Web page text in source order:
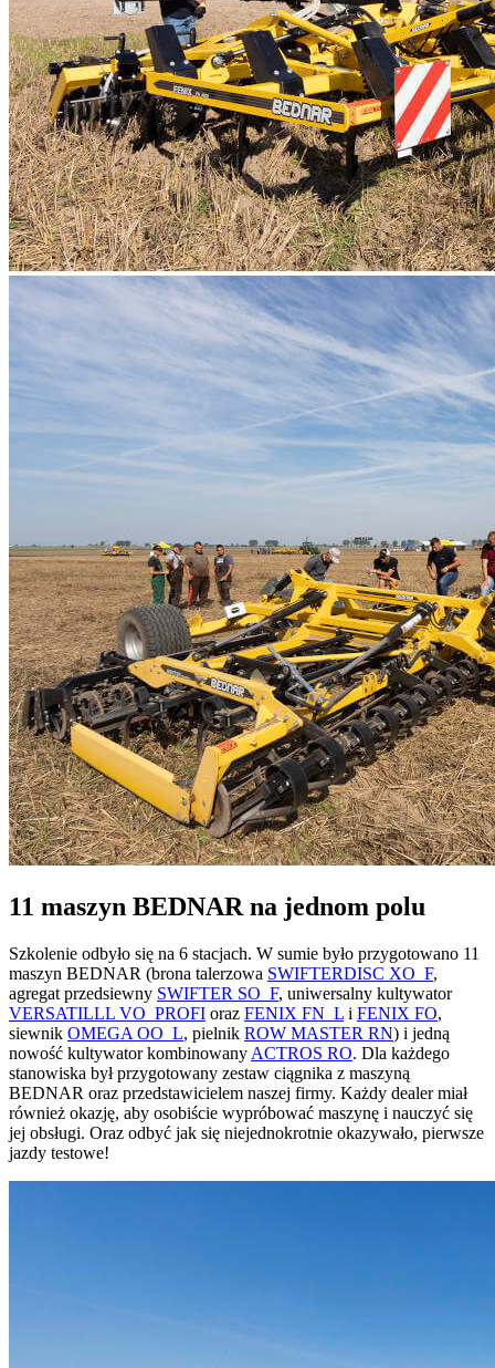
11 maszyn BEDNAR na jednom polu
Szkolenie odbyło się na 6 stacjach. W sumie było przygotowano 11
maszyn BEDNAR (brona talerzowa SWIFTERDISC XO_F,
agregat przedsiewny SWIFTER SO_F, uniwersalny kultywator
VERSATILLL VO_PROFI oraz FENIX FN_L i FENIX FO,
siewnik OMEGA OO_L, pielnik ROW MASTER RN) i jedną
nowość kultywator kombinowany ACTROS RO. Dla każdego
stanowiska był przygotowany zestaw ciągnika z maszyną
BEDNAR oraz przedstawicielem naszej firmy. Każdy dealer miał
również okazję, aby osobiście wypróbować maszynę i nauczyć się
jej obsługi. Oraz odbyć jak się niejednokrotnie okazywało, pierwsze
jazdy testowe!